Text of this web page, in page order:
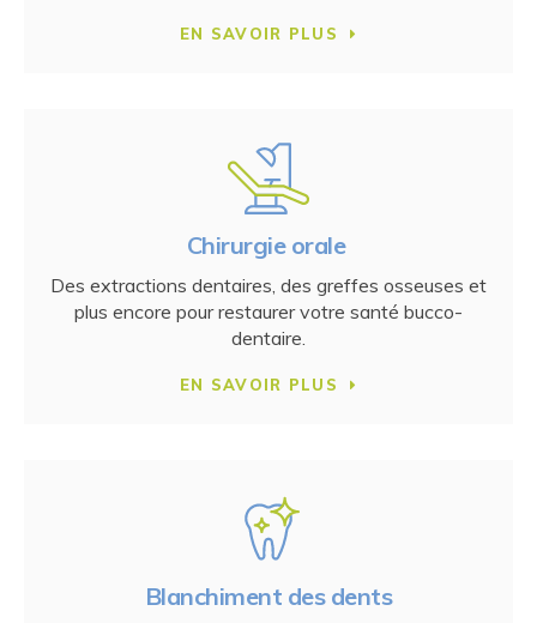
EN SAVOIR PLUS
Chirurgie orale
Des extractions dentaires, des greffes osseuses et
plus encore pour restaurer votre santé bucco-
dentaire.
EN SAVOIR PLUS
Blanchiment des dents